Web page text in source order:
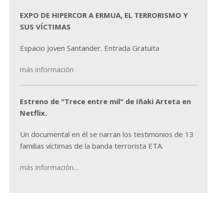
EXPO DE HIPERCOR A ERMUA, EL TERRORISMO Y
SUS VÍCTIMAS
Espacio Joven Santander. Entrada Gratuita
más información
Estreno de "Trece entre mil" de Iñaki Arteta en
Netflix.
Un documental en él se narran los testimonios de 13
familias víctimas de la banda terrorista ETA.
más información...